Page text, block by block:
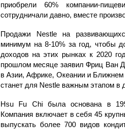
приобрели 60% компании-
сотрудничали давно, вместе
Продажи Nestle на
минимум на 8-10% за год, чтобы
доходов на этих рынках к 2020
прошлом месяце заявил Фриц Ван
в Азии, Африке, Океании и Ближнем
станет для Nestle важным этапом в
Hsu Fu Chi была основана в
Компания включает в себя 45
выпускать более 700 видов